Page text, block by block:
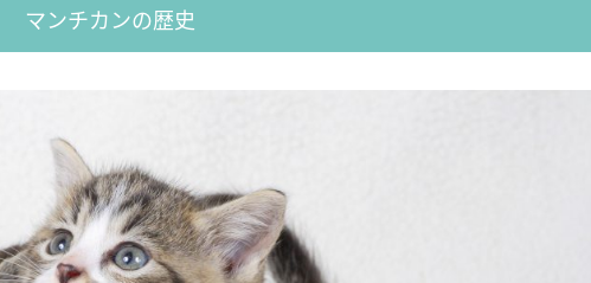
マンチカンの歴史